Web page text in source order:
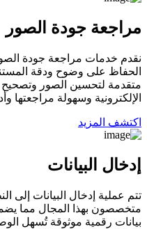
مراجعة جودة الصور
نقدم خدمات مراجعة جودة
الحفاظ على وضوح ودقة
متقدمة لتحسين الصور وتصحيح
الإلكترونية وسهولة مراجعتها
اكتشف المزيد
إدخال البيانات
تتم عملية إدخال البيانات
متخصصون بهذا المجال مما
بيانات رقمية موثوقة تُسهل